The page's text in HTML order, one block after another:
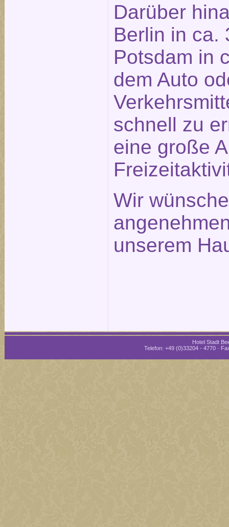
Darüber
Berlin in ca.
Potsdam in
dem Auto
schnell zu
eine große
Wir
unserem
Hotel Stadt
Telefon: +49 (0)33204 - 4770 ·